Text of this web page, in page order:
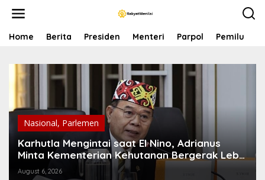
Home Berita Presiden Menteri Parpol Pemilu
Nasional, Parlemen
Karhutla Mengintai saat El Nino, Adrianus
Minta Kementerian Kehutanan Bergerak Lebih
Serius
August 6, 2026